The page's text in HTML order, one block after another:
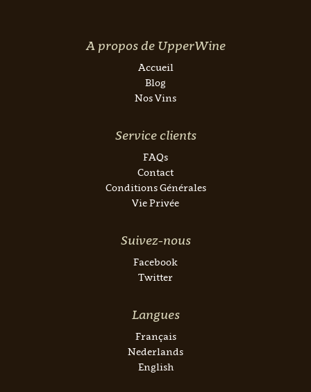
A propos de UpperWine
Accueil
Blog
Nos Vins
Service clients
FAQs
Contact
Conditions Générales
Vie Privée
Suivez-nous
Facebook
Twitter
Langues
Français
Nederlands
English